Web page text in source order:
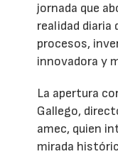
jornada que
realidad diaria
procesos,
innovadora y
La apertura
Gallego,
amec, quien
mirada